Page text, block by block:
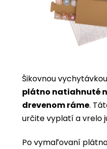
Šikovnou
plátno natiahnuté
drevenom ráme.
určite vyplatí a vrelo
Po vymaľovaní